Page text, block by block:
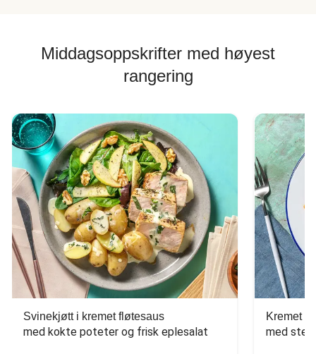
Middagsoppskrifter med høyest
rangering
Svinekjøtt i kremet fløtesaus
med kokte poteter og frisk eplesalat
Kremet
med